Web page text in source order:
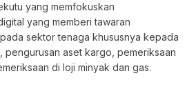
yang memfokuskan
yang memberi tawaran
sektor tenaga khususnya kepada
pengurusan aset kargo, pemeriksaan
di loji minyak dan gas.